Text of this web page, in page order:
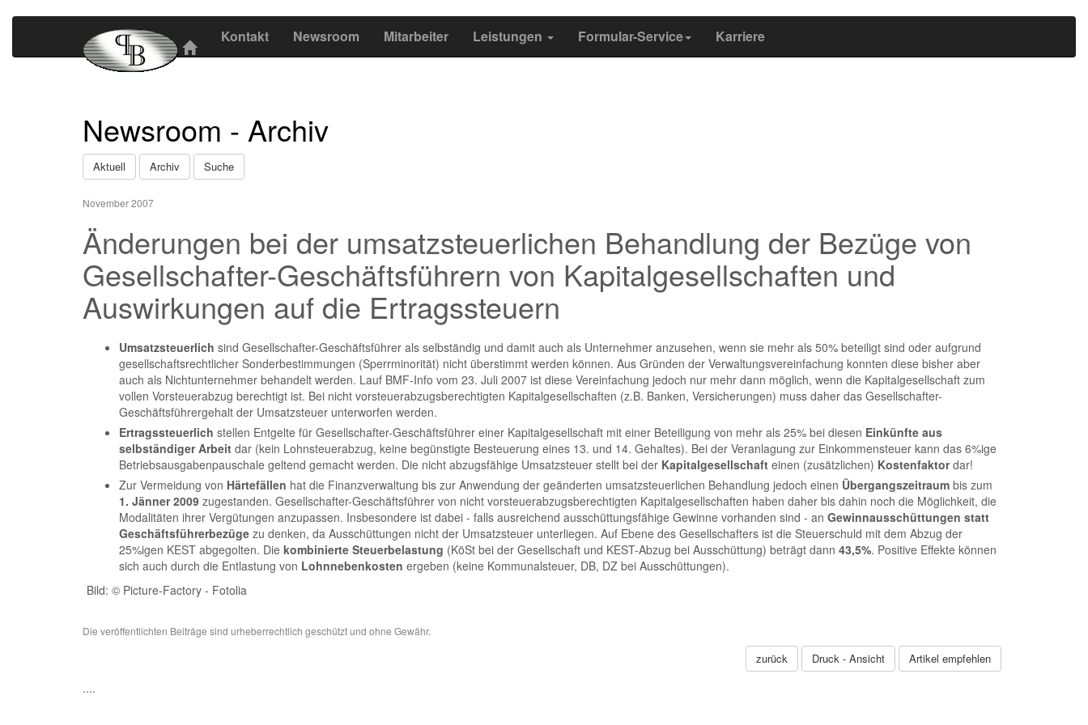
Kontakt Newsroom Mitarbeiter Leistungen Formular-Service Karriere
Newsroom - Archiv
Aktuell Archiv Suche
November 2007
Änderungen bei der umsatzsteuerlichen Behandlung der Bezüge von
Gesellschafter-Geschäftsführern von Kapitalgesellschaften und
Auswirkungen auf die Ertragssteuern
Umsatzsteuerlich sind Gesellschafter-Geschäftsführer als selbständig und damit auch als Unternehmer anzusehen, wenn sie mehr als 50% beteiligt sind oder aufgrund
gesellschaftsrechtlicher Sonderbestimmungen (Sperrminorität) nicht überstimmt werden können. Aus Gründen der Verwaltungsvereinfachung konnten diese bisher aber
auch als Nichtunternehmer behandelt werden. Lauf BMF-Info vom 23. Juli 2007 ist diese Vereinfachung jedoch nur mehr dann möglich, wenn die Kapitalgesellschaft zum
vollen Vorsteuerabzug berechtigt ist. Bei nicht vorsteuerabzugsberechtigten Kapitalgesellschaften (z.B. Banken, Versicherungen) muss daher das Gesellschafter-
Geschäftsführergehalt der Umsatzsteuer unterworfen werden.
Ertragssteuerlich stellen Entgelte für Gesellschafter-Geschäftsführer einer Kapitalgesellschaft mit einer Beteiligung von mehr als 25% bei diesen Einkünfte aus
selbständiger Arbeit dar (kein Lohnsteuerabzug, keine begünstigte Besteuerung eines 13. und 14. Gehaltes). Bei der Veranlagung zur Einkommensteuer kann das 6%ige
Betriebsausgabenpauschale geltend gemacht werden. Die nicht abzugsfähige Umsatzsteuer stellt bei der Kapitalgesellschaft einen (zusätzlichen) Kostenfaktordar!
Zur Vermeidung von Härtefällen hat die Finanzverwaltung bis zur Anwendung der geänderten umsatzsteuerlichen Behandlung jedoch einen Übergangszeitraum bis zum
1. Jänner 2009 zugestanden. Gesellschafter-Geschäftsführer von nicht vorsteuerabzugsberechtigten Kapitalgesellschaften haben daher bis dahin noch die Möglichkeit, die
Modalitäten ihrer Vergütungen anzupassen. Insbesondere ist dabei - falls ausreichend ausschüttungsfähige Gewinne vorhanden sind - an Gewinnausschüttungen statt
Geschäftsführerbezüge zu denken, da Ausschüttungen nicht der Umsatzsteuer unterliegen. Auf Ebene des Gesellschafters ist die Steuerschuld mit dem Abzug der
25%igen KEST abgegolten. Die kombinierte Steuerbelastung (KöSt bei der Gesellschaft und KEST-Abzug bei Ausschüttung) beträgt dann 43,5%. Positive Effekte können
sich auch durch die Entlastung von Lohnnebenkosten ergeben (keine Kommunalsteuer, DB, DZ bei Ausschüttungen).
Bild: © Picture-Factory - Fotolia
Die veröffentlichten Beiträge sind urheberrechtlich geschützt und ohne Gewähr.
zurück Druck - Ansicht Artikel empfehlen
....